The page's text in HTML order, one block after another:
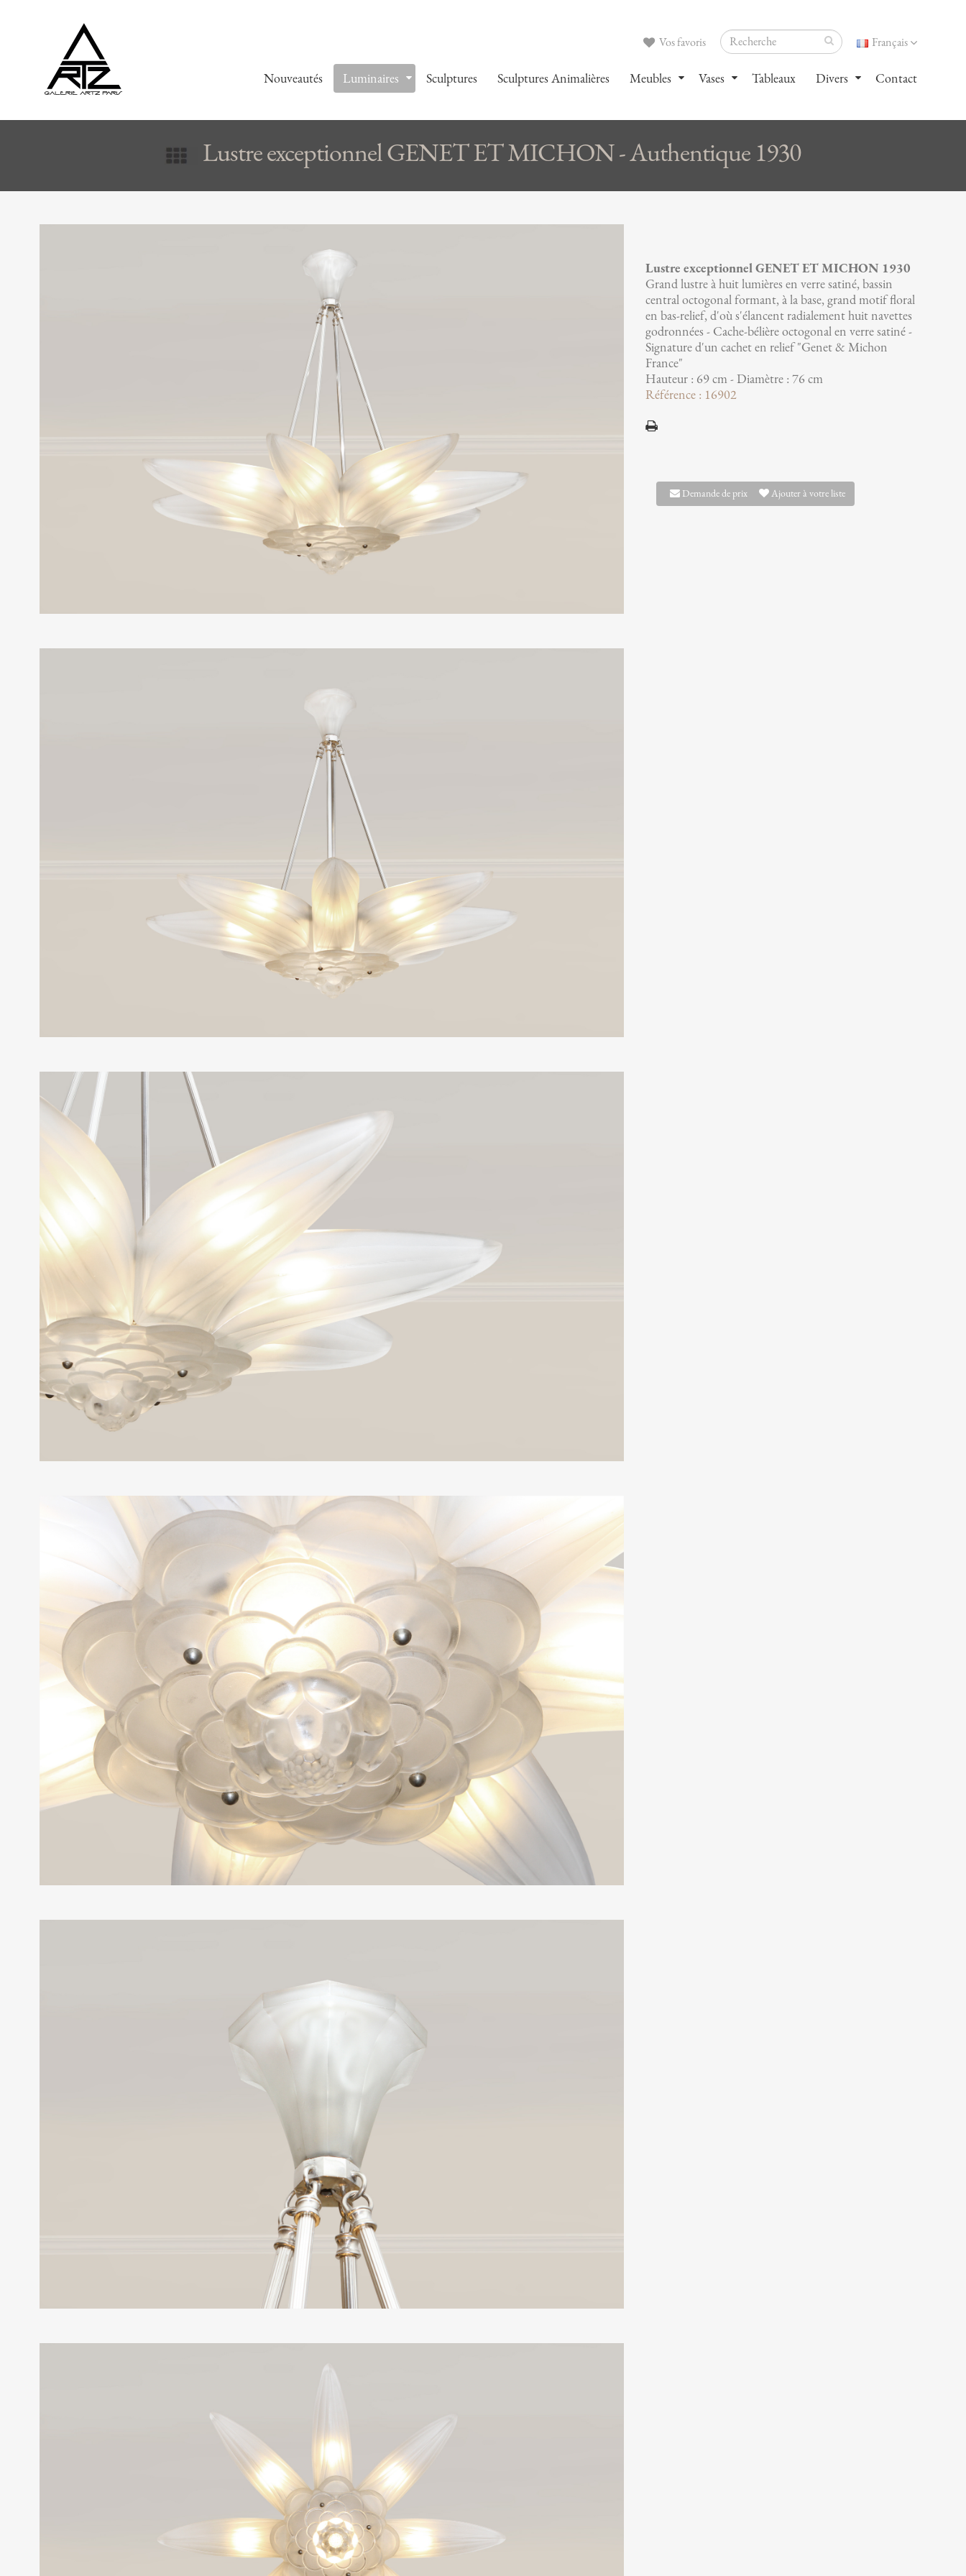
Français
Vos favoris
Nouveautés Luminaires Sculptures Sculptures Animalières Meubles Vases Tableaux Divers Contact
Lustre exceptionnel GENET ET MICHON - Authentique 1930
Lustre exceptionnel GENET ET MICHON 1930
Grand lustre à huit lumières en verre satiné, bassin
central octogonal formant, à la base, grand motif floral
en bas-relief, d'où s'élancent radialement huit navettes
godronnées - Cache-bélière octogonal en verre satiné -
Signature d'un cachet en relief "Genet & Michon
France"
Hauteur : 69 cm - Diamètre : 76 cm
Référence : 16902
Demande de prix Ajouter à votre liste